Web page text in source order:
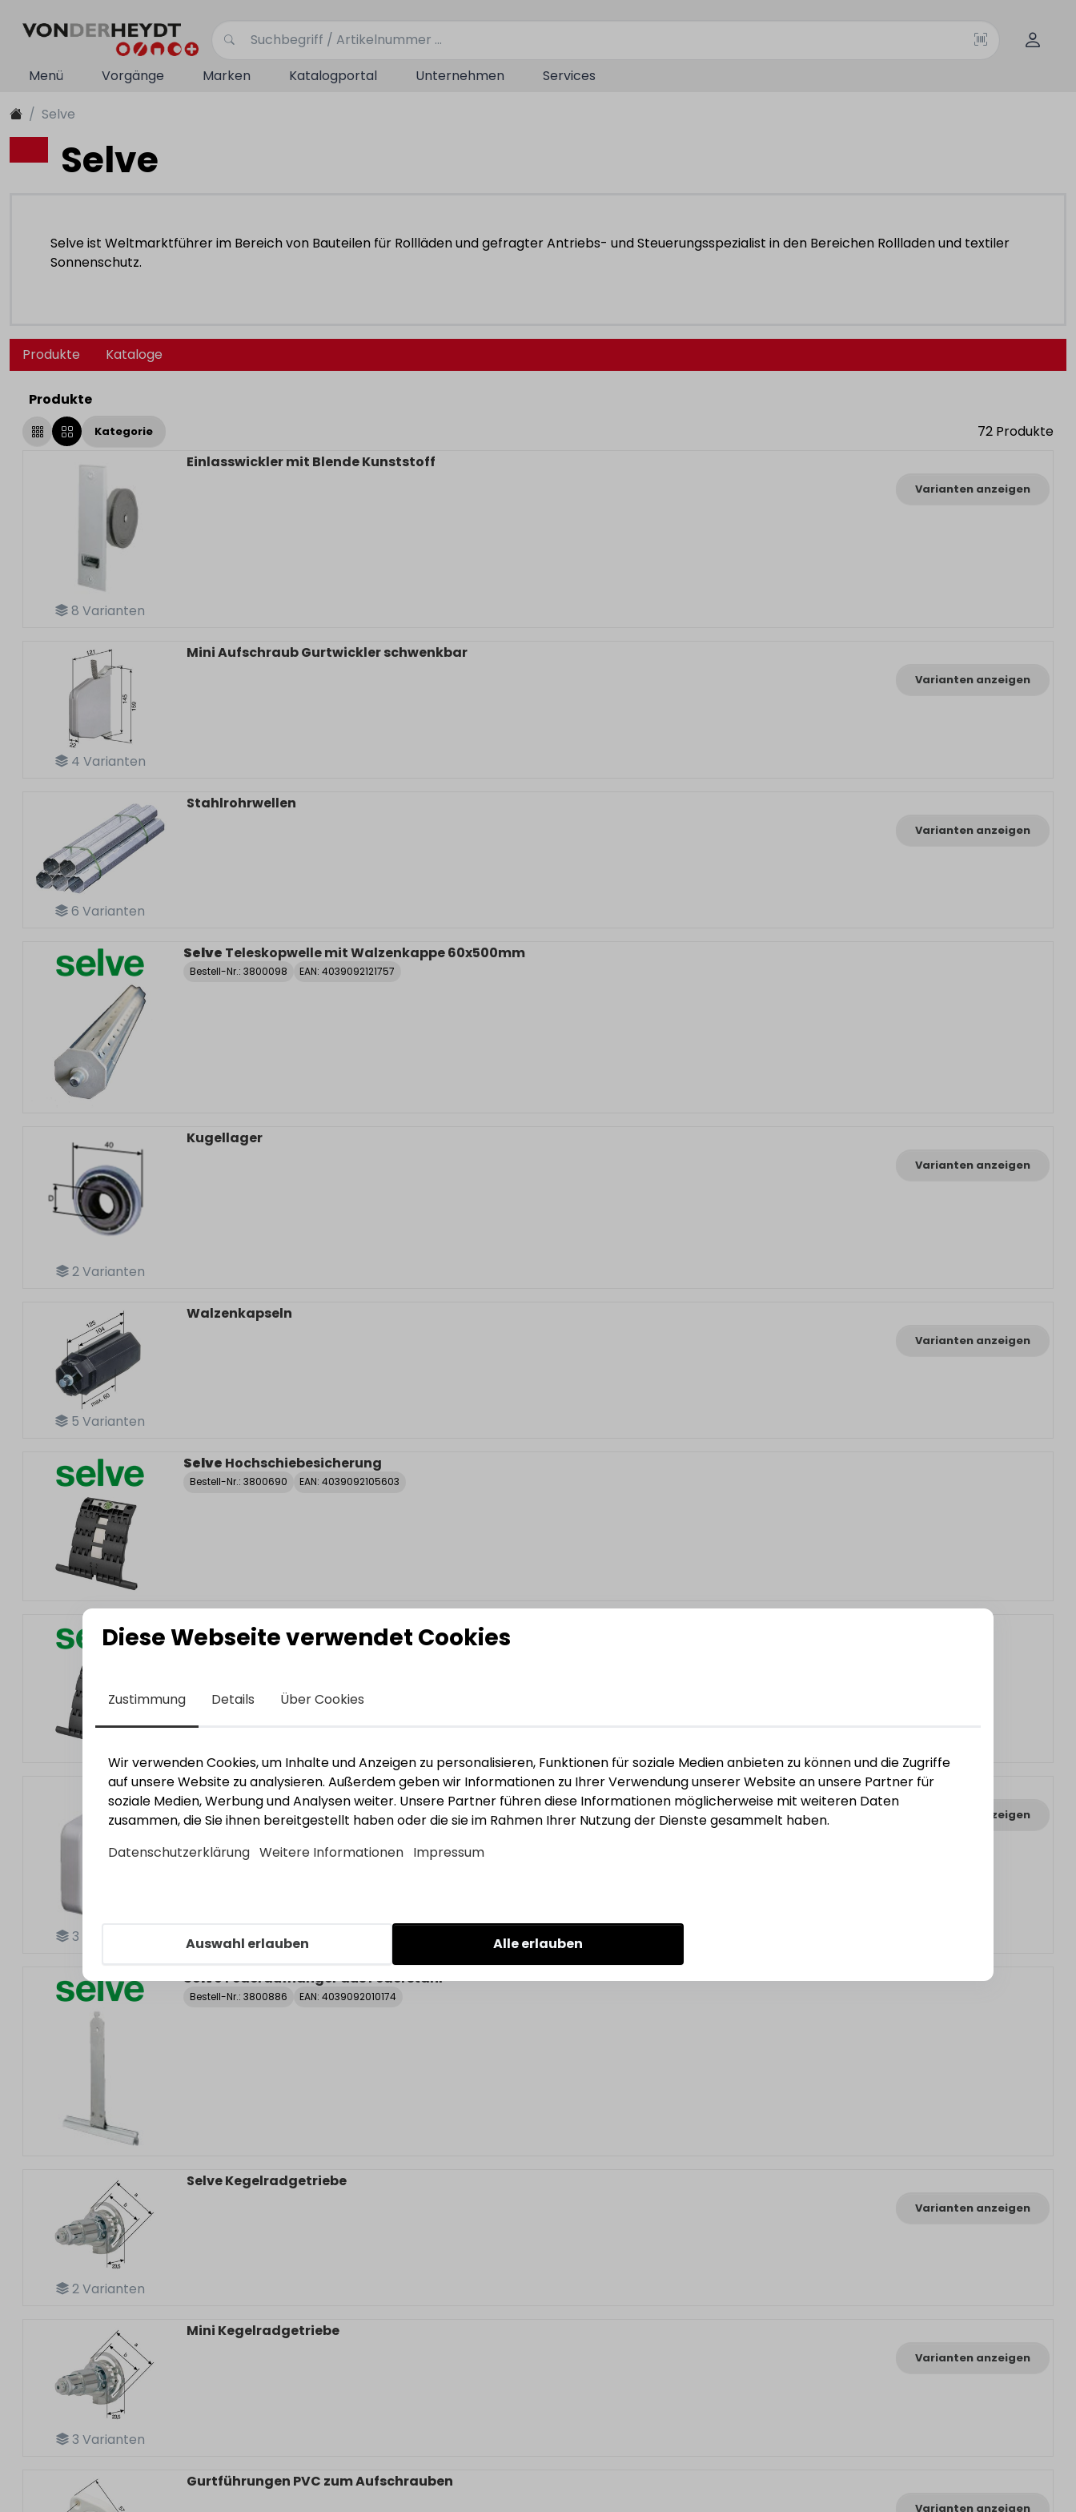
Menü Vorgänge Marken Katalogportal Unternehmen Services
Selve
Selve
Selve ist Weltmarktführer im Bereich von Bauteilen für Rollläden und gefragter Antriebs- und Steuerungsspezialist in den Bereichen Rollladen und textiler
Sonnenschutz.
Produkte Kataloge
Produkte
Kategorie 72 Produkte
8 Varianten
Einlasswickler mit Blende Kunststoff
Varianten anzeigen
4 Varianten
Mini Aufschraub Gurtwickler schwenkbar
Varianten anzeigen
6 Varianten
Stahlrohrwellen
Varianten anzeigen
Selve Teleskopwelle mit Walzenkappe 60x500mm
Bestell-Nr.: 3800098 EAN: 4039092121757
2Varianten
Kugellager
Varianten anzeigen
5 Varianten
Walzenkapseln
Varianten anzeigen
Selve Hochschiebesicherung
Bestell-Nr.: 3800690 EAN: 4039092105603
Selve Hochschiebesicherung
Bestell-Nr.:3800690 EAN: 4039092105603
3
Aufschraub Gurtwickler schwenkbar
Varianten anzeigen
SelveFederaufhänger aus Federstahl
Bestell-Nr.: 3800886 EAN: 4039092010174
2Varianten
Selve Kegelradgetriebe
Varianten anzeigen
3 Varianten
Mini Kegelradgetriebe
Varianten anzeigen
Gurtführungen PVC zum Aufschrauben
Varianten anzeigen
Diese Webseite verwendet Cookies
Zustimmung Details Über Cookies
Wir verwenden Cookies, um Inhalte und Anzeigen zu personalisieren, Funktionen für soziale Medien anbieten zu können und die Zugriffe
auf unsere Website zu analysieren. Außerdem geben wir Informationen zu Ihrer Verwendung unserer Website an unsere Partner für
soziale Medien, Werbung und Analysen weiter. Unsere Partner führen diese Informationen möglicherweise mit weiteren Daten
zusammen, die Sie ihnen bereitgestellt haben oder die sie im Rahmen Ihrer Nutzung der Dienste gesammelt haben.
Datenschutzerklärung Weitere Informationen Impressum
Auswahl erlauben Alle erlauben